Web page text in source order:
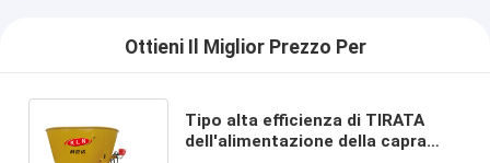
Ottieni Il Miglior Prezzo Per
Tipo alta efficienza di TIRATA
dell'alimentazione della capra